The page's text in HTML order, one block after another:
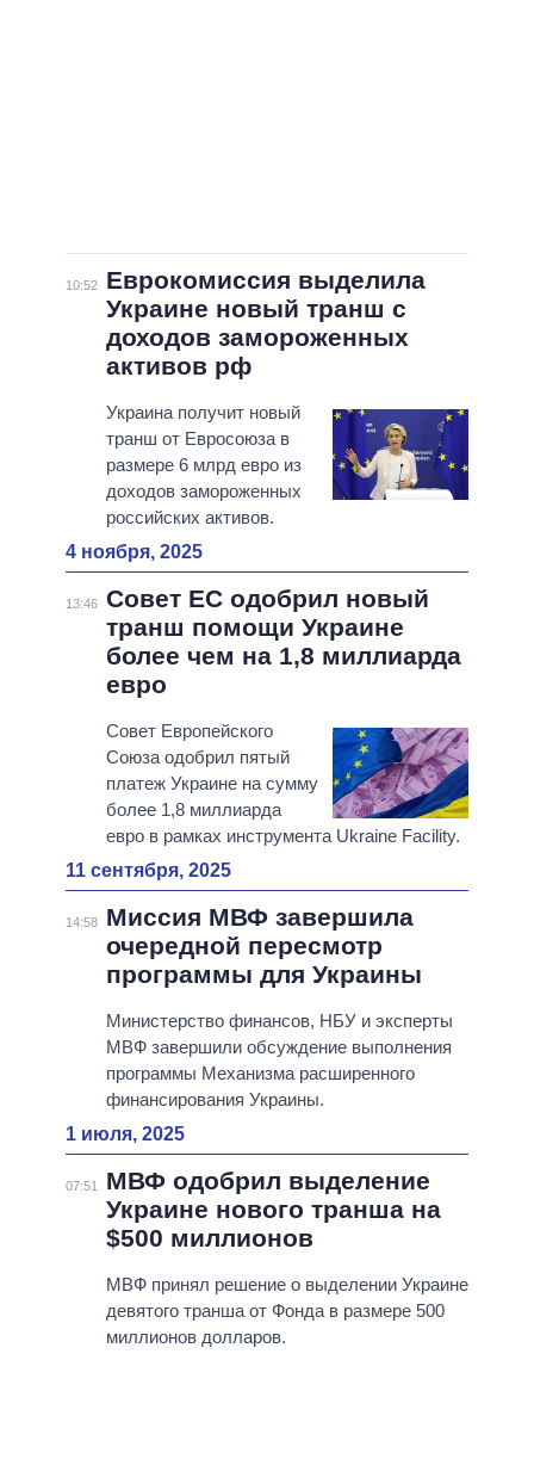
10:52
Еврокомиссия выделила
Украине новый транш с
доходов замороженных
активов рф
Украина получит новый
транш от Евросоюза в
размере 6 млрд евро из
доходов замороженных
российских активов.
4 ноября, 2025
13:46 Совет ЕС одобрил новый
транш помощи Украине
более чем на 1,8 миллиарда
евро
Совет Европейского
Союза одобрил пятый
платеж Украине на сумму
более 1,8 миллиарда
евро в рамках инструмента Ukraine Facility.
11 сентября, 2025
14:58
Миссия МВФ завершила
очередной пересмотр
программы для Украины
Министерство финансов, НБУ и эксперты
МВФ завершили обсуждение выполнения
программы Механизма расширенного
финансирования Украины.
1 июля, 2025
07:51
МВФ одобрил выделение
Украине нового транша на
$500 миллионов
МВФ принял решение о выделении Украине
девятого транша от Фонда в размере 500
миллионов долларов.